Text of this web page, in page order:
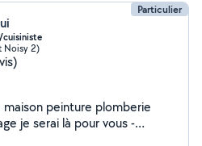
Particulier
cuisiniste
Noisy 2)
peinture plomberie
je serai là pour vous -